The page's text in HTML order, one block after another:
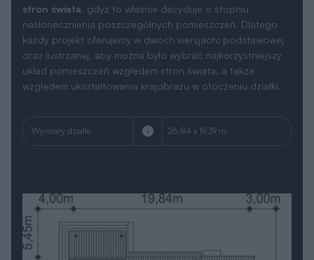
stron świata, gdyż to właśnie decyduje o stopniu
nasłonecznienia poszczególnych pomieszczeń. Dlatego
każdy projekt oferujemy w dwóch wersjach: podstawowej
oraz lustrzanej, aby można było wybrać najkorzystniejszy
układ pomieszczeń względem stron świata, a także
względem ukształtowania krajobrazu w otoczeniu działki.
Wymiary działki 26.84 x 19.39 m